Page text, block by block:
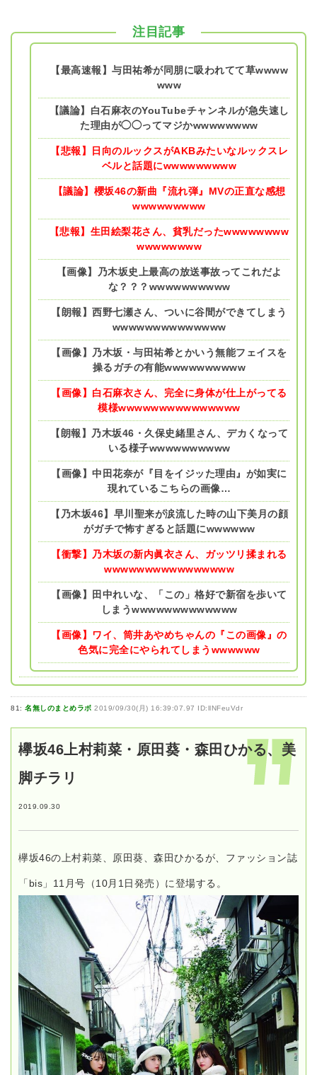
注目記事
【最高速報】与田祐希が同朋に吸われてて草wwww
www
【議論】白石麻衣のYouTubeチャンネルが急失速し
た理由が◯◯ってマジかwwwwwwww
【悲報】日向のルックスがAKBみたいなルックスレ
ベルと話題にwwwwwwwww
【議論】櫻坂46の新曲『流れ弾』MVの正直な感想
wwwwwwwww
【悲報】生田絵梨花さん、貧乳だったwwwwwwww
wwwwwwww
【画像】乃木坂史上最高の放送事故ってこれだよ
な？？？wwwwwwwwww
【朗報】西野七瀬さん、ついに谷間ができてしまう
wwwwwwwwwwwwww
【画像】乃木坂・与田祐希とかいう無能フェイスを
操るガチの有能wwwwwwwwww
【画像】白石麻衣さん、完全に身体が仕上がってる
模様wwwwwwwwwwwwwww
【朗報】乃木坂46・久保史緒里さん、デカくなって
いる様子wwwwwwwwww
【画像】中田花奈が『目をイジッた理由』が如実に
現れているこちらの画像…
【乃木坂46】早川聖来が涙流した時の山下美月の顔
がガチで怖すぎると話題にwwwwww
【衝撃】乃木坂の新内眞衣さん、ガッツリ揉まれる
wwwwwwwwwwwwwwww
【画像】田中れいな、「この」格好で新宿を歩いて
しまうwwwwwwwwwwwww
【画像】ワイ、筒井あやめちゃんの『この画像』の
色気に完全にやられてしまうwwwwww
81: 名無しのまとめラボ 2019/09/30(月) 16:39:07.97 ID:llNFeuVdr
欅坂46上村莉菜・原田葵・森田ひかる、美
脚チラリ
2019.09.30
欅坂46の上村莉菜、原田葵、森田ひかるが、ファッション誌
「bis」11月号（10月1日発売）に登場する。